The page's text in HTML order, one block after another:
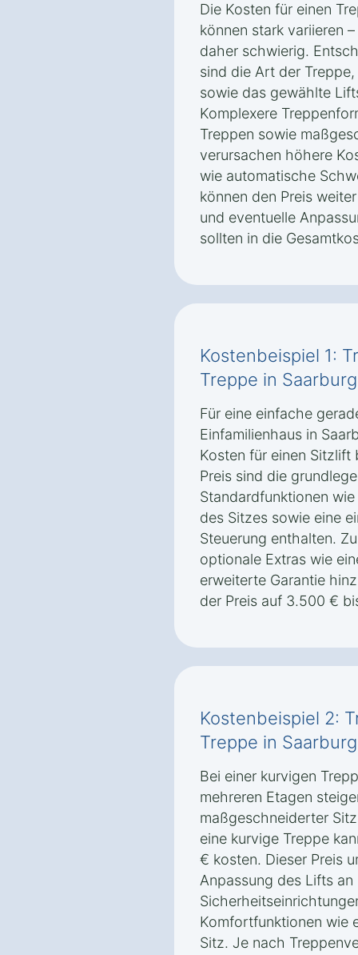
Die Kosten für einen
können stark variieren
daher schwierig.
sind die Art der
sowie das gewählte
Komplexere
Treppen sowie
verursachen höhere
wie automatische
können den Preis
und eventuelle
sollten in die
Kostenbeispiel 1:
Treppe in
Für eine einfache
Einfamilienhaus in
Kosten für einen
Preis sind die
Standardfunktionen
des Sitzes sowie eine
Steuerung enthalten.
optionale Extras wie
erweiterte Garantie
der Preis auf 3.500 €
Kostenbeispiel 2:
Treppe in
Bei einer kurvigen
mehreren Etagen
maßgeschneiderter
eine kurvige Treppe
€ kosten. Dieser Preis
Anpassung des Lifts
Komfortfunktionen wie
Sitz. Je nach